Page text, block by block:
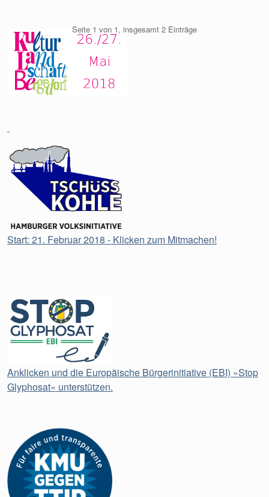
Seite 1 von 1, insgesamt 2 Einträge
Start: 21. Februar 2018 - Klicken zum Mitmachen!
Anklicken und die Europäische Bürgerinitiative (EBI) »Stop
Glyphosat« unterstützen.